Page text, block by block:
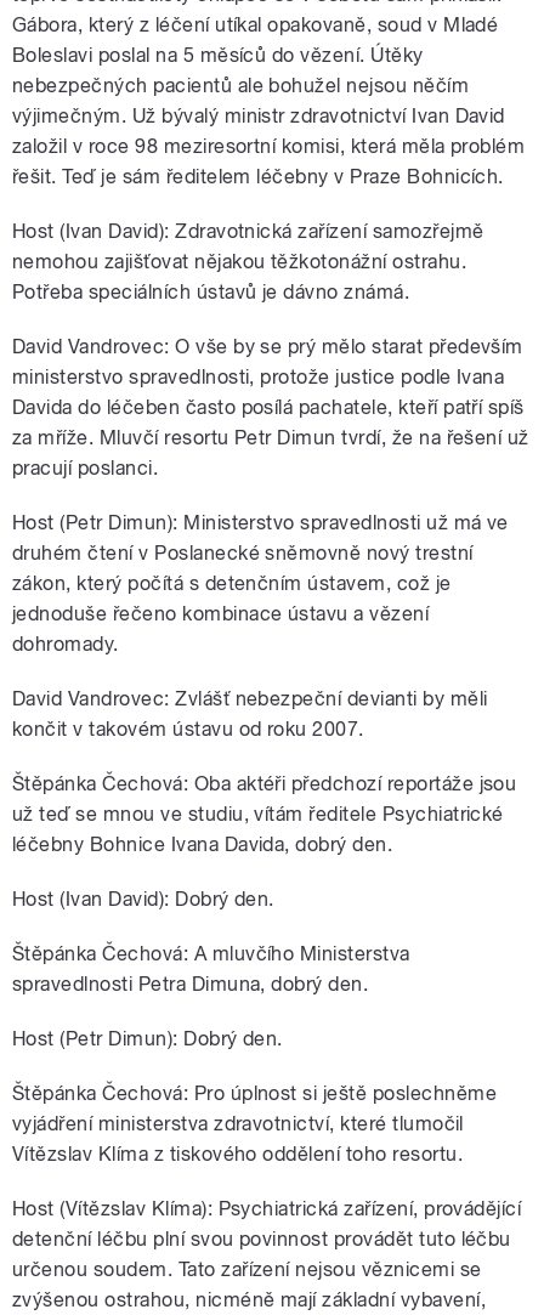
Gábora, který z léčení utíkal opakovaně, soud v Mladé
Boleslavi poslal na 5 měsíců do vězení. Útěky
nebezpečných pacientů ale bohužel nejsou něčím
výjimečným. Už bývalý ministr zdravotnictví Ivan David
založil v roce 98 meziresortní komisi, která měla problém
řešit. Teď je sám ředitelem léčebny v Praze Bohnicích.
Host (Ivan David): Zdravotnická zařízení samozřejmě
nemohou zajišťovat nějakou těžkotonážní ostrahu.
Potřeba speciálních ústavů je dávno známá.
David Vandrovec: O vše by se prý mělo starat především
ministerstvo spravedlnosti, protože justice podle Ivana
Davida do léčeben často posílá pachatele, kteří patří spíš
za mříže. Mluvčí resortu Petr Dimun tvrdí, že na řešení už
pracují poslanci.
Host (Petr Dimun): Ministerstvo spravedlnosti už má ve
druhém čtení v Poslanecké sněmovně nový trestní
zákon, který počítá s detenčním ústavem, což je
jednoduše řečeno kombinace ústavu a vězení
dohromady.
David Vandrovec: Zvlášť nebezpeční devianti by měli
končit v takovém ústavu od roku 2007.
Štěpánka Čechová: Oba aktéři předchozí reportáže jsou
už teď se mnou ve studiu, vítám ředitele Psychiatrické
léčebny Bohnice Ivana Davida, dobrý den.
Host (Ivan David): Dobrý den.
Štěpánka Čechová: A mluvčího Ministerstva
spravedlnosti Petra Dimuna, dobrý den.
Host (Petr Dimun): Dobrý den.
Štěpánka Čechová: Pro úplnost si ještě poslechněme
vyjádření ministerstva zdravotnictví, které tlumočil
Vítězslav Klíma z tiskového oddělení toho resortu.
Host (Vítězslav Klíma): Psychiatrická zařízení, provádějící
detenční léčbu plní svou povinnost provádět tuto léčbu
určenou soudem. Tato zařízení nejsou věznicemi se
zvýšenou ostrahou, nicméně mají základní vybavení,